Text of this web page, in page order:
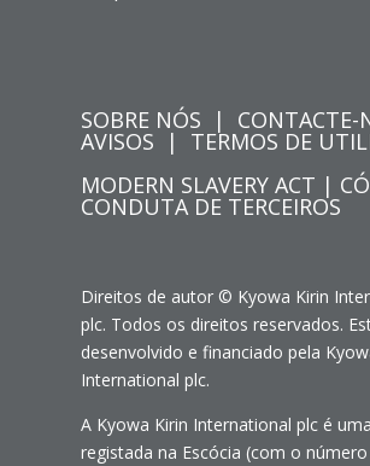
SOBRE NÓS | CONTACTE-
AVISOS | TERMOS DE
MODERN SLAVERY ACT |
CONDUTA DE TERCEIROS
Direitos de autor © Kyowa Kirin
plc. Todos os direitos reservados.
desenvolvido e financiado pela
International plc.
A Kyowa Kirin International plc é
registada na Escócia (com o número